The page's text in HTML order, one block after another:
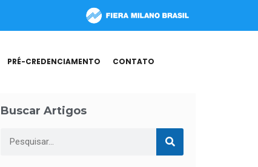
PRÉ-CREDENCIAMENTO CONTATO
Buscar Artigos